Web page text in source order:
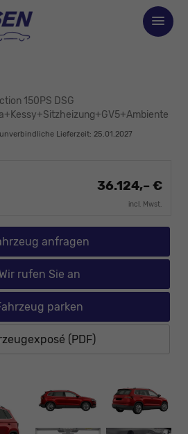
150PS DSG
unverbindliche Lieferzeit: 25.01.2027
36.124,– €
incl. Mwst.
anfragen
Wir rufen Sie an
parken
(PDF)